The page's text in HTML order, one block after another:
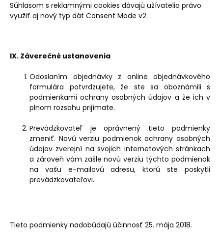
Súhlasom s reklamnými cookies dávajú užívatelia právo
využiť aj nový typ dát Consent Mode v2.
IX. Záverečné ustanovenia
Odoslaním objednávky z online objednávkového
formulára potvrdzujete, že ste sa oboznámili s
podmienkami ochrany osobných údajov a že ich v
plnom rozsahu prijímate.
Prevádzkovateľ je oprávnený tieto podmienky
zmeniť. Novú verziu podmienok ochrany osobných
údajov zverejní na svojich internetových stránkach
a zároveň vám zašle novú verziu týchto podmienok
na vašu e-mailovú adresu, ktorú ste poskytli
prevádzkovateľovi.
Tieto podmienky nadobúdajú účinnosť 25. mája 2018.